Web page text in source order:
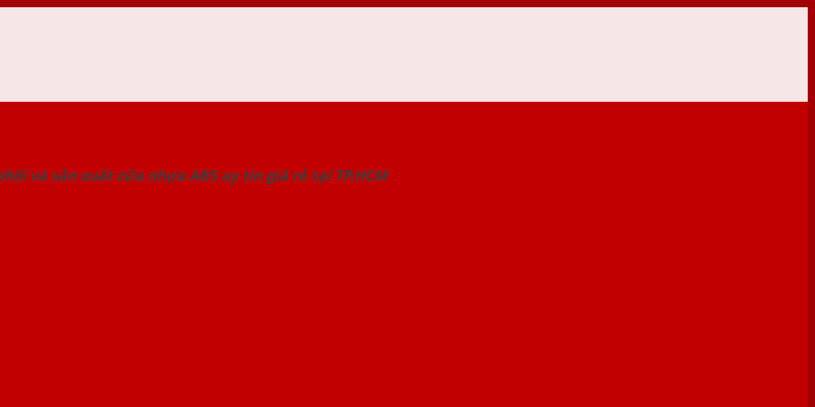
và sản xuất cửa nhựa ABS uy tín giá rẻ tại TP.HCM